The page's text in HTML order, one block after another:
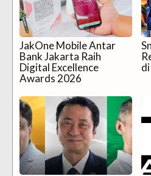
JakOne Mobile Antar
Bank Jakarta Raih
Digital Excellence
Awards 2026